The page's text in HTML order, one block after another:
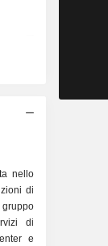
nello
di
gruppo
e